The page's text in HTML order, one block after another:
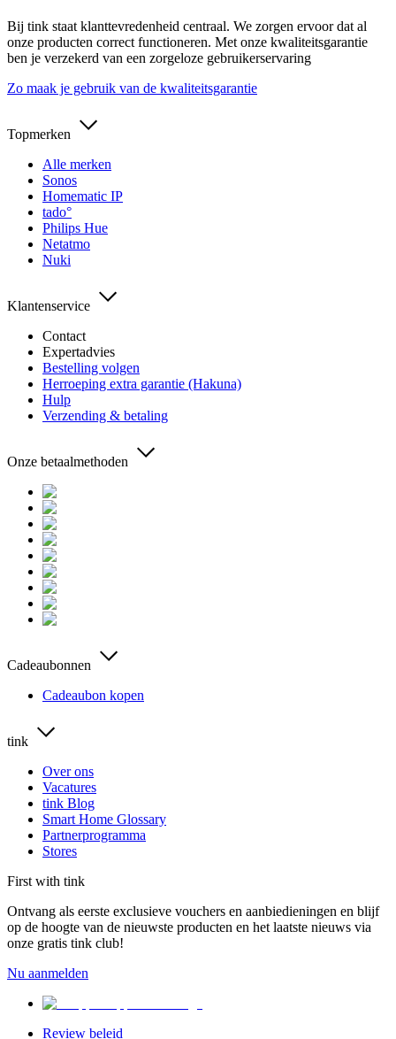
Bij tink staat klanttevredenheid centraal. We zorgen ervoor dat al
onze producten correct functioneren. Met onze kwaliteitsgarantie
ben je verzekerd van een zorgeloze gebruikerservaring
Zo maak je gebruik van de kwaliteitsgarantie
Topmerken
Alle merken
Sonos
Homematic IP
tado°
Philips Hue
Netatmo
Nuki
Klantenservice
Contact
Expertadvies
Bestelling volgen
Herroeping extra garantie (Hakuna)
Hulp
Verzending & betaling
Onze betaalmethoden
Cadeaubonnen
Cadeaubon kopen
tink
Over ons
Vacatures
tink Blog
Smart Home Glossary
Partnerprogramma
Stores
First with tink
Ontvang als eerste exclusieve vouchers en aanbiedieningen en blijf
op de hoogte van de nieuwste producten en het laatste nieuws via
onze gratis tink club!
Nu aanmelden
Review beleid